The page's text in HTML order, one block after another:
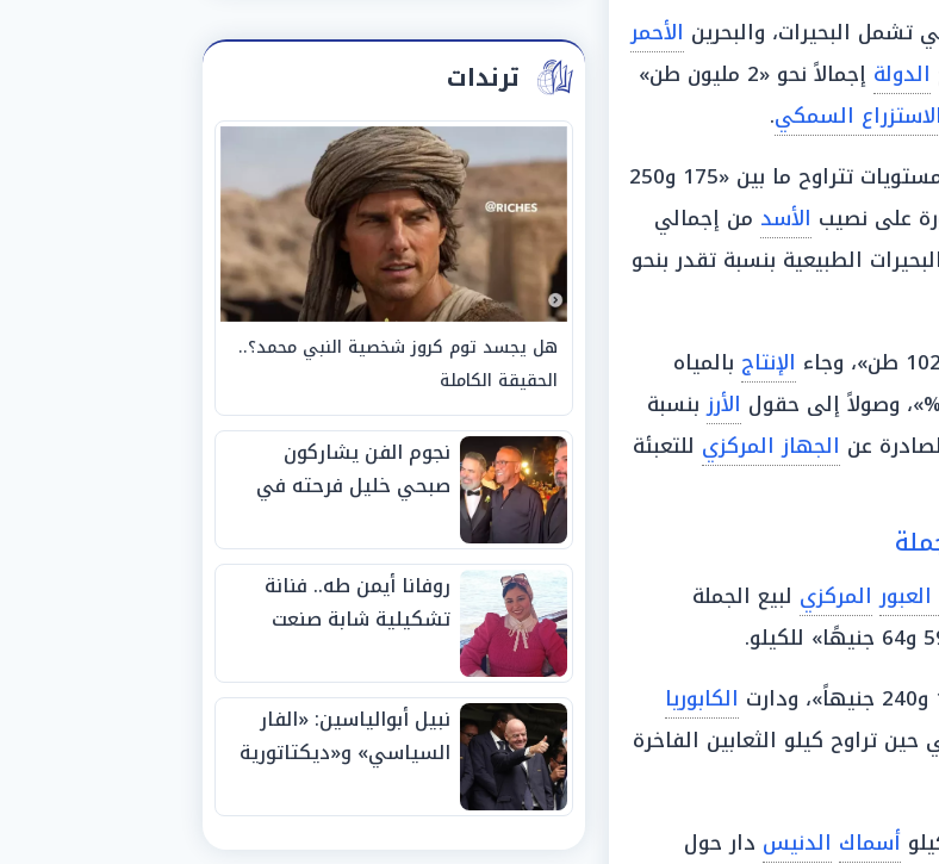
تشمل البحيرات، والبحرين الأحمر
الدولة
إجمالاً نحو «2 مليون طن»
الاستزراع السمكي.
حول مستويات تتراوح ما بين «175 و250
على نصيب الأسد من إجمالي
تبلغ «79.7%»، تليها البحيرات الطبيعية بنسبة تقدر بنحو
الإنتاج بالمياه
الأرزبنسبة
عن الجهاز المركزي للتعبئة
المركزي لبيع الجملة
الكابوريا
بين «50 و180 جنيهًا»، في حين تراوح كيلو الثعابين الفاخرة
أسماك الدنيس دار حول
ترندات
هل يجسد توم كروز شخصية النبي محمد؟..
الحقيقة الكاملة
نجوم الفن يشاركون
صبحي خليل فرحته في
روفانا أيمن طه.. فنانة
تشكيلية شابة صنعت
الجوائز منذ الصغر
نبيل أبوالياسين: «الفار
السياسي» و«ديكتاتورية
الفيفا».. وإقالة